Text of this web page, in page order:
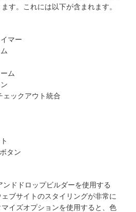
す。これには以下が含まれます。
マー
ム
ックアウト統合
タン
ドドロップビルダーを使用する
ブサイトのスタイリングが非常に
イズオプションを使用すると、色